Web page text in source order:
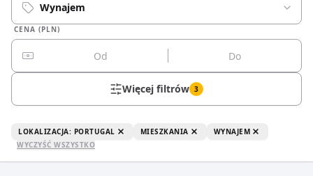
Wynajem
CENA (PLN)
Więcej filtrów 3
LOKALIZACJA: PORTUGAL MIESZKANIA
WYNAJEM
WYCZYŚĆ WSZYSTKO